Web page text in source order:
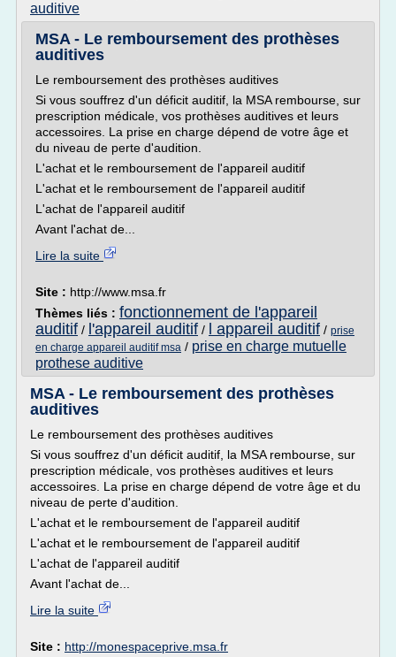
auditive
MSA - Le remboursement des prothèses
auditives
Le remboursement des prothèses auditives
Si vous souffrez d'un déficit auditif, la MSA rembourse, sur
prescription médicale, vos prothèses auditives et leurs
accessoires. La prise en charge dépend de votre âge et
du niveau de perte d'audition.
L'achat et le remboursement de l'appareil auditif
L'achat et le remboursement de l'appareil auditif
L'achat de l'appareil auditif
Avant l'achat de...
Lire la suite
Site : http://www.msa.fr
Thèmes liés : fonctionnement de l'appareil
auditif / l'appareil auditif / l appareil auditif / prise
en charge appareil auditif msa / prise en charge mutuelle
prothese auditive
MSA - Le remboursement des prothèses
auditives
Le remboursement des prothèses auditives
Si vous souffrez d'un déficit auditif, la MSA rembourse, sur
prescription médicale, vos prothèses auditives et leurs
accessoires. La prise en charge dépend de votre âge et du
niveau de perte d'audition.
L'achat et le remboursement de l'appareil auditif
L'achat et le remboursement de l'appareil auditif
L'achat de l'appareil auditif
Avant l'achat de...
Lire la suite
Site : http://monespaceprive.msa.fr